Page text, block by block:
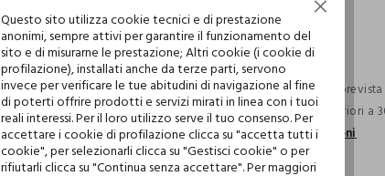
Consegna
ordini superiori a
informazioni
Questo sito utilizza cookie tecnici e di prestazione
anonimi, sempre attivi per garantire il funzionamento del
sito e di misurarne le prestazione; Altri cookie (i cookie di
profilazione), installati anche da terze parti, servono
invece per verificare le tue abitudini di navigazione al fine
di poterti offrire prodotti e servizi mirati in linea con i tuoi
reali interessi. Per il loro utilizzo serve il tuo consenso. Per
accettare i cookie di profilazione clicca su "accetta tutti i
cookie", per selezionarli clicca su "Gestisci cookie" o per
rifiutarli clicca su "Continua senza accettare". Per maggiori
Continua senza accettare